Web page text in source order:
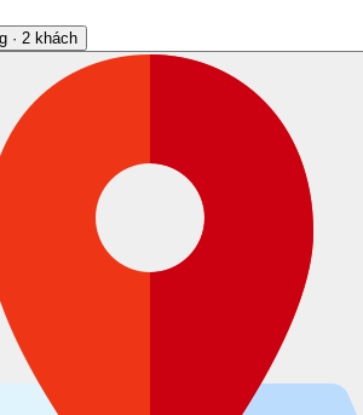
· 2 khách